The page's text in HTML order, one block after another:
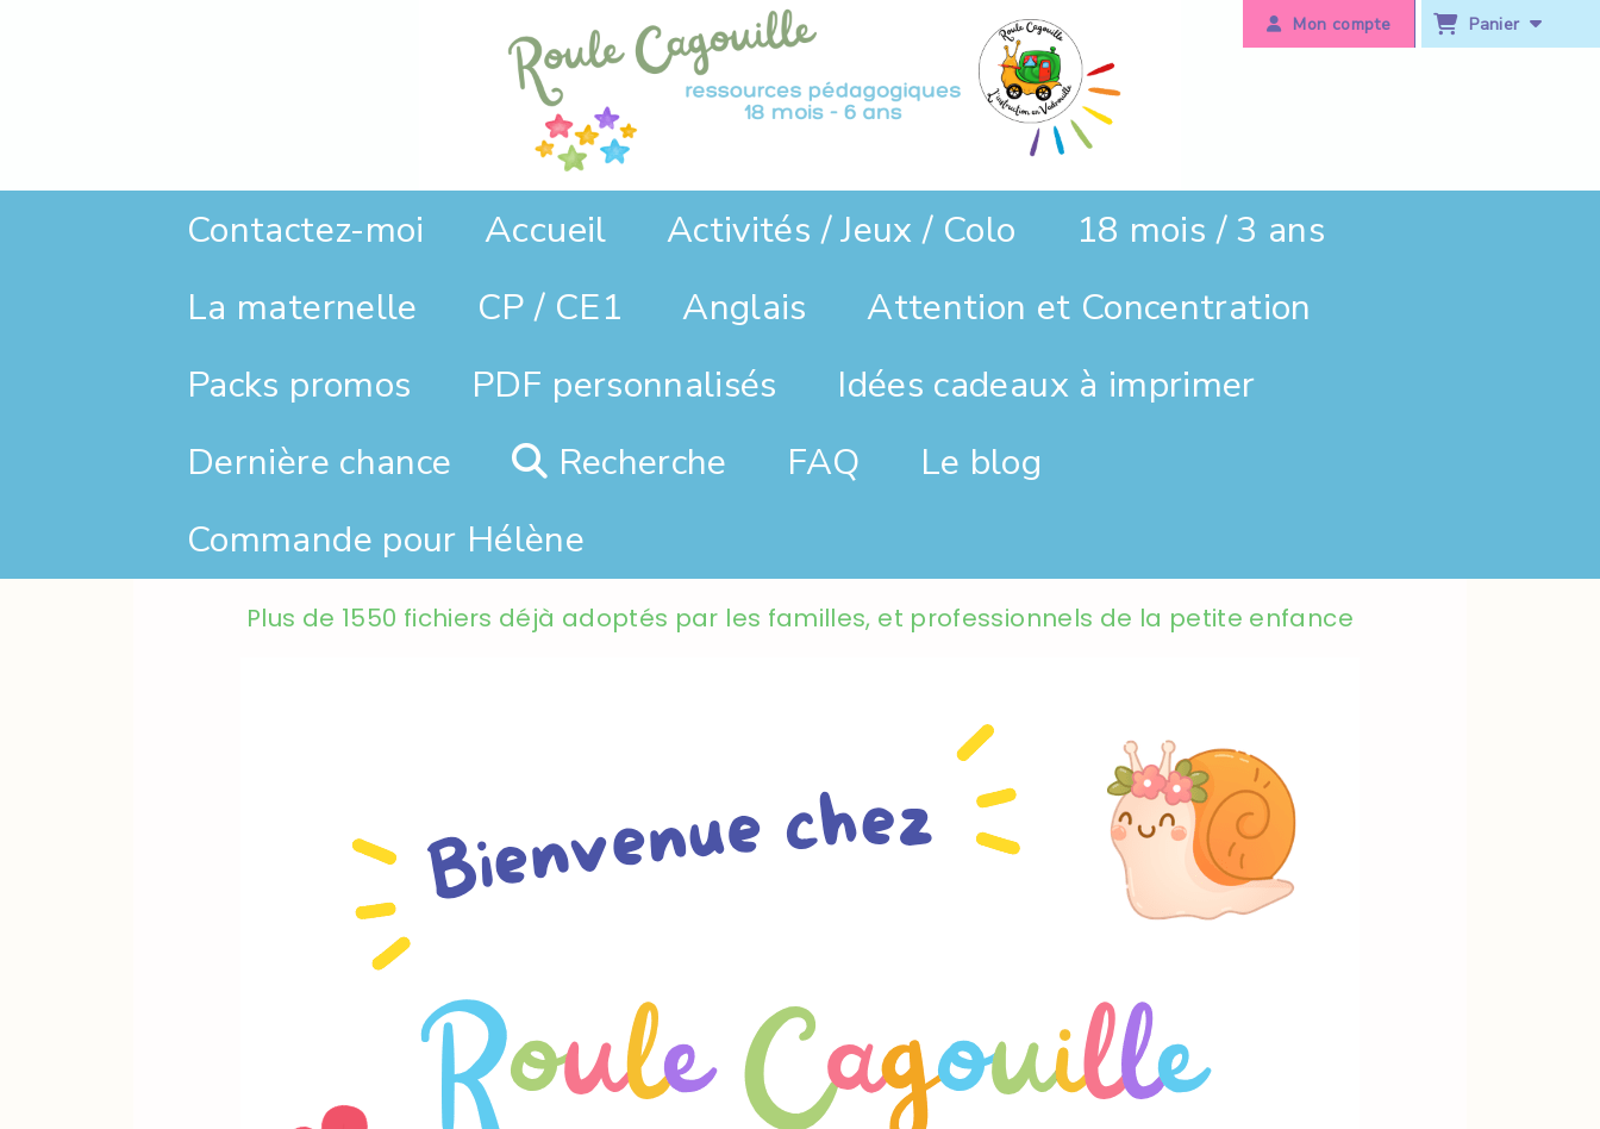
Mon compte Panier
Contactez-moi Accueil Activités / Jeux / Colo
18 mois / 3 ans
La maternelle
CP / CE1 Anglais
Attention et Concentration
Packs promos
PDF personnalisés
Idées cadeaux à imprimer
Dernière chance
Recherche FAQ
Le blog
Commande pour Hélène
Plus de 1550 fichiers déjà adoptés par les familles, et professionnels de la petite enfance